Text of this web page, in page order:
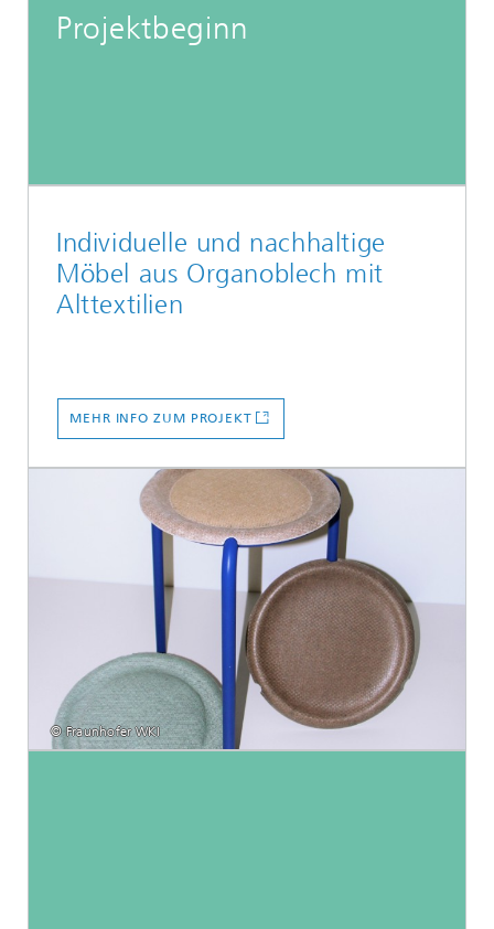
Projektbeginn
Individuelle und nachhaltige
Möbel aus Organoblech mit
Alttextilien
MEHR INFO ZUM PROJEKT
© Fraunhofer WKI